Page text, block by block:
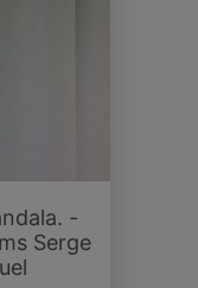
-
Serge